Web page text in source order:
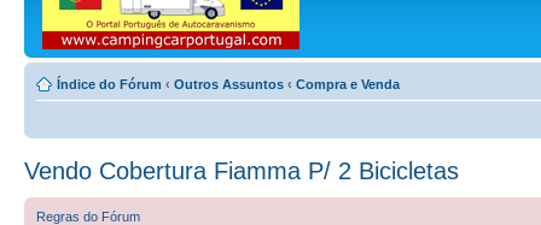
Índice do Fórum ‹ Outros Assuntos ‹ Compra e Venda
Vendo Cobertura Fiamma P/ 2 Bicicletas
Regras do Fórum